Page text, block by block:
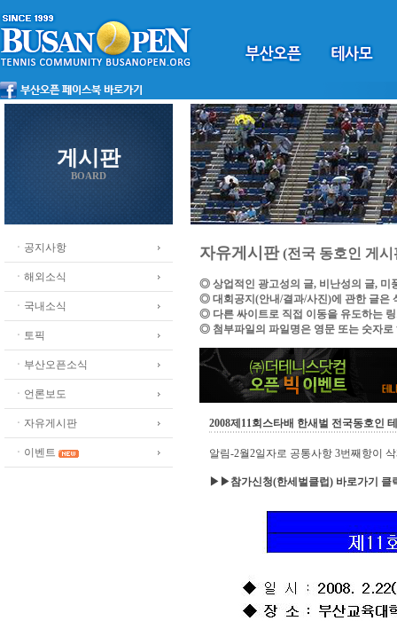
게시판
BOARD
ㆍ공지사항
ㆍ해외소식
ㆍ국내소식
ㆍ토픽
ㆍ부산오픈소식
ㆍ언론보도
ㆍ자유게시판
ㆍ이벤트
자유게시판(전국 동호인 게시
◎ 상업적인 광고성의 글, 비난성의 글, 미
◎ 대회공지(안내/결과/사진)에 관한 글은
◎ 다른 싸이트로 직접 이동을 유도하는
◎ 첨부파일의 파일명은 영문 또는 숫자로
2008제11회스타배 한새벌 전국동호인
알림-2월2일자로 공통사항 3번째항이
▶▶참가신청(한세벌클럽) 바로가기